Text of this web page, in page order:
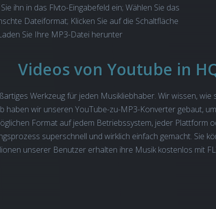
ihn in das Flvto-Eingabefeld ein; Wählen Sie das
Dateiformat; Klicken Sie auf die Schaltfläche
Sie Ihre MP3-Datei herunter
Videos von Youtube in
Werkzeug für jeden Musikliebhaber. Wir wissen,
haben wir unseren YouTube-zu-MP3-Konverter gebaut,
Format auf jedem Betriebssystem, jeder Plattform
superschnell und wirklich einfach gemacht. Sie
unserer Benutzer erhalten ihre Musik kostenlos mit